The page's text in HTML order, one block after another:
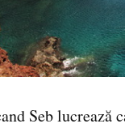
Seb lucrează